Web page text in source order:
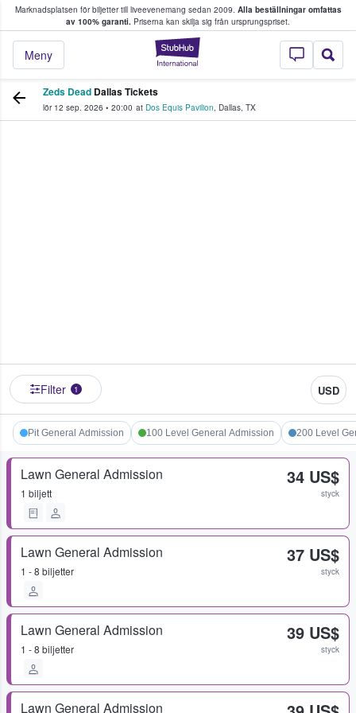
Marknadsplatsen för biljetter till liveevenemang sedan 2009. Alla beställningar omfattas
av 100% garanti. Priserna kan skilja sig från ursprungspriset.
StubHub – där
Meny
köper och säljer biljetter.
Zeds Dead Dallas Tickets
lör 12 sep. 2026 • 20:00 at Dos Equis Pavilion, Dallas, TX
Filter 1 USD
Pit General Admission 100 Level General Admission 200 Level
Lawn General Admission
1 biljett
34 US$
styck
Lawn General Admission
1 - 8 biljetter
37 US$
styck
Lawn General Admission
1 - 8 biljetter
39 US$
styck
Lawn General Admission